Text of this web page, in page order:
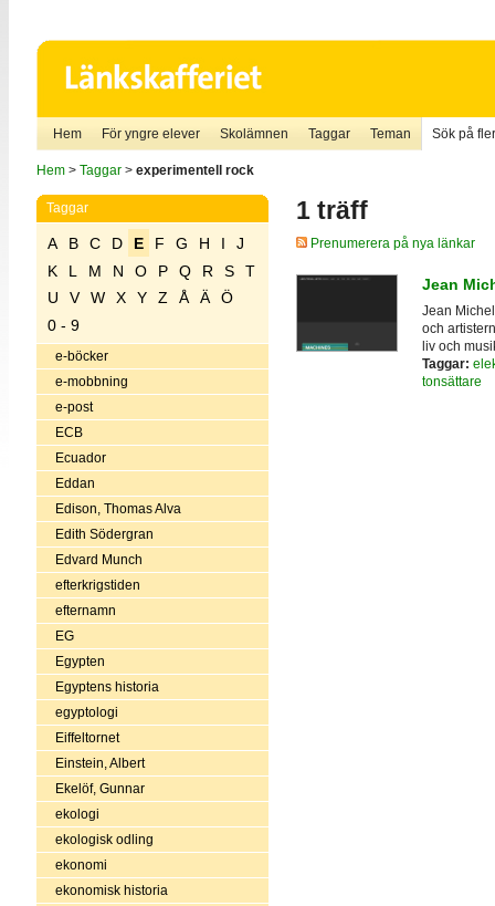
Hem För yngre elever Skolämnen Taggar Teman Sök på
Hem> Taggar> experimentell rock
Taggar
A B C D E F G H I
J
K
L M N O P Q R S
T
U
V W X Y Z Å Ä
Ö
0 - 9
e-böcker
e-mobbning
e-post
ECB
Ecuador
Eddan
Edison, Thomas Alva
Edith Södergran
Edvard Munch
efterkrigstiden
efternamn
EG
Egypten
Egyptens historia
egyptologi
Eiffeltornet
Einstein, Albert
Ekelöf, Gunnar
ekologi
ekologisk odling
ekonomi
ekonomisk historia
1 träff
Prenumerera på nya länkar
Jean
Jean
och
liv och
Taggar:
tonsättare